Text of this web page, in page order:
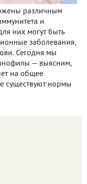
различным
и
них могут быть
заболевания,
Сегодня мы
— выясним,
на общее
существуют нормы